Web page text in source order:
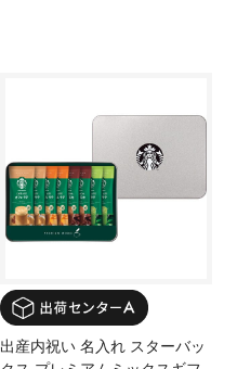
出産内祝い 名入れ スターバッ